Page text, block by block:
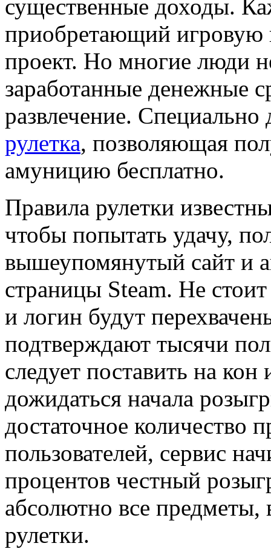
существенные доходы.
приобретающий игровую
проект. Но многие люди
заработанные денежные
развлечение.
рулетка, позволяющая
амуницию бесплатно.
Правила рулетки
чтобы попытать удачу,
вышеупомянутый сайт и
страницы Steam. Не
и логин будут
подтверждают тысячи
следует поставить на
дожидаться начала
достаточное количество
пользователей, сервис
процентов честный
абсолютно все
рулетки.